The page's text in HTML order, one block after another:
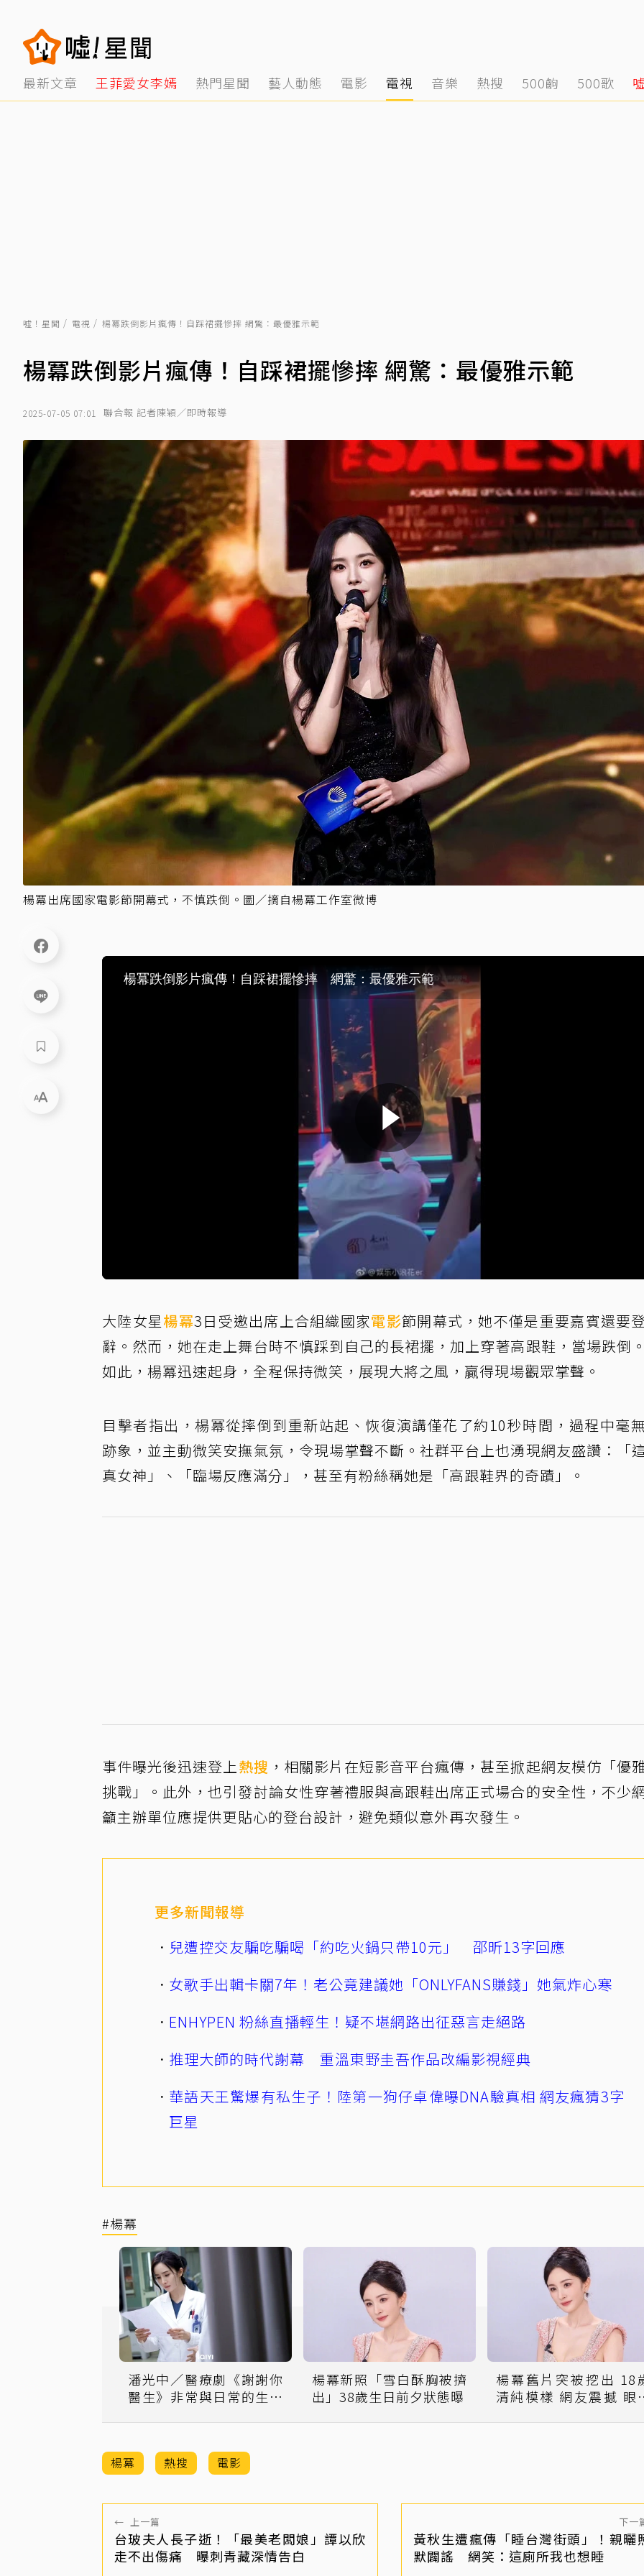
最新文章 王菲愛女李嫣 熱門星聞 藝人動態 電影 電視 音樂 熱搜 500齣 500歌
噓！星聞 電視 楊冪跌倒影片瘋傳！自踩裙擺慘摔 網驚：最優雅示範
楊冪跌倒影片瘋傳！自踩裙擺慘摔 網驚：最優雅示範
2025-07-05 07:01 聯合報 記者陳穎／即時報導
楊冪出席國家電影節開幕式，不慎跌倒。圖／摘自楊冪工作室微博
大陸女星楊冪3日受邀出席上合組織國家電影節開幕式，她不僅是重要嘉賓還要
辭。然而，她在走上舞台時不慎踩到自己的長裙擺，加上穿著高跟鞋，當場跌倒
如此，楊冪迅速起身，全程保持微笑，展現大將之風，贏得現場觀眾掌聲。
目擊者指出，楊冪從摔倒到重新站起、恢復演講僅花了約10秒時間，過程中毫
跡象，並主動微笑安撫氣氛，令現場掌聲不斷。社群平台上也湧現網友盛讚：「
真女神」、「臨場反應滿分」，甚至有粉絲稱她是「高跟鞋界的奇蹟」。
事件曝光後迅速登上熱搜 ，相關影片在短影音平台瘋傳，甚至掀起網友模仿「優
挑戰」。此外，也引發討論女性穿著禮服與高跟鞋出席正式場合的安全性，不少
籲主辦單位應提供更貼心的登台設計，避免類似意外再次發生。
更多新聞報導
兒遭控交友騙吃騙喝「約吃火鍋只帶10元」 邵昕13字回應
女歌手出輯卡關7年！老公竟建議她「ONLYFANS賺錢」她氣炸心寒
ENHYPEN 粉絲直播輕生！疑不堪網路出征惡言走絕路
推理大師的時代謝幕 重溫東野圭吾作品改編影視經典
華語天王驚爆有私生子！陸第一狗仔卓偉曝DNA驗真相 網友瘋猜3字
巨星
#楊冪
潘光中／醫療劇《謝謝你
醫生》非常與日常的生死
楊冪新照「雪白酥胸被擠
出」38歲生日前夕狀態曝
楊冪舊片突被挖出 18
清純模樣 網友震撼 眼
楊冪 熱搜 電影
← 上一篇
台玻夫人長子逝！「最美老闆娘」譚以欣
走不出傷痛 曝刺青藏深情告白
下一
黃秋生遭瘋傳「睡台灣街頭」！親曬
默闢謠 網笑：這廁所我也想睡